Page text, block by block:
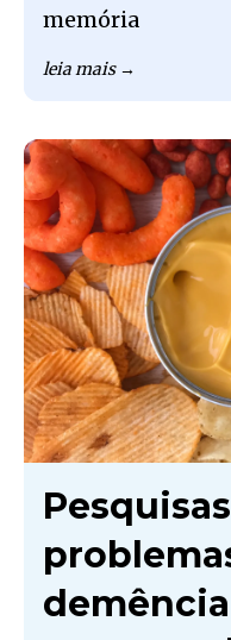
memória
leia mais →